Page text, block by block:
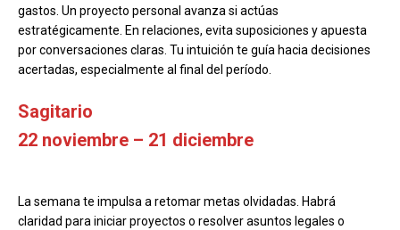
gastos. Un proyecto personal avanza si actúas
estratégicamente. En relaciones, evita suposiciones y apuesta
por conversaciones claras. Tu intuición te guía hacia decisiones
acertadas, especialmente al final del período.
Sagitario
22 noviembre – 21 diciembre
La semana te impulsa a retomar metas olvidadas. Habrá
claridad para iniciar proyectos o resolver asuntos legales o